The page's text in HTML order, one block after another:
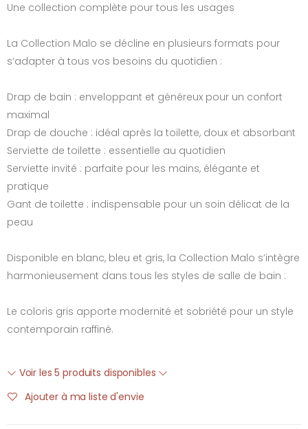
Une collection complète pour tous les usages
La Collection Malo se décline en plusieurs formats pour
s’adapter à tous vos besoins du quotidien :
Drap de bain : enveloppant et généreux pour un confort
maximal
Drap de douche : idéal après la toilette, doux et absorbant
Serviette de toilette : essentielle au quotidien
Serviette invité : parfaite pour les mains, élégante et
pratique
Gant de toilette : indispensable pour un soin délicat de la
peau
Disponible en blanc, bleu et gris, la Collection Malo s’intègre
harmonieusement dans tous les styles de salle de bain :
Le coloris gris apporte modernité et sobriété pour un style
contemporain raffiné.
Voir les 5 produits disponibles
Ajouter à ma liste d'envie